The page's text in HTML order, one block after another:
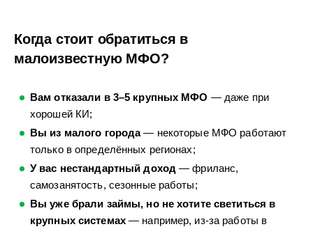
Когда стоит обратиться в
малоизвестную МФО?
Вам отказали в 3–5 крупных МФО — даже при
хорошей КИ;
Вы из малого города— некоторые МФО работают
только в определённых регионах;
У вас нестандартный доход — фриланс,
самозанятость, сезонные работы;
Вы уже брали займы, но не хотите светиться в
крупных системах— например, из-за работы в